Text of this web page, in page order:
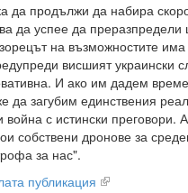
да продължи да набира
да успее да преразпредели
на възможностите
висшият украински
И ако им дадем
да загубим единствения
война с истински преговори.
собствени дронове за
за нас".
публикация